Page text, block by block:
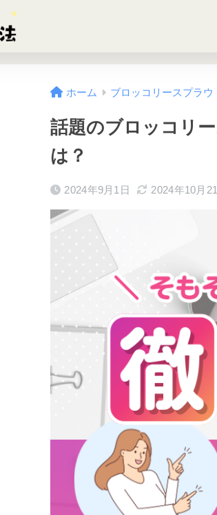
ホーム ブロッコリースプラウ
話題のブロッコリ
は？
2024年9月1日 2024年10月